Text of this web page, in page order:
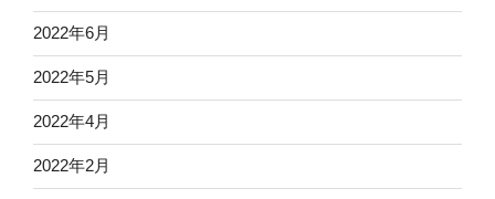
2022年6月
2022年5月
2022年4月
2022年2月